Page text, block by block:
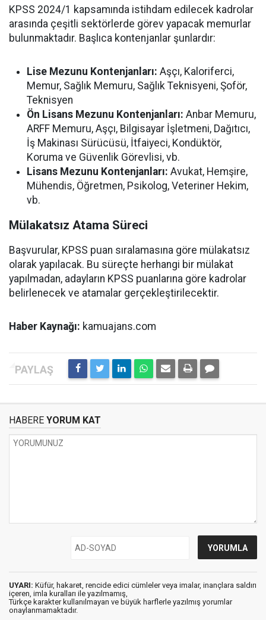
KPSS 2024/1 kapsamında istihdam edilecek kadrolar
arasında çeşitli sektörlerde görev yapacak memurlar
bulunmaktadır. Başlıca kontenjanlar şunlardır:
Lise Mezunu Kontenjanları: Aşçı, Kaloriferci,
Memur, Sağlık Memuru, Sağlık Teknisyeni, Şoför,
Teknisyen
Ön Lisans Mezunu Kontenjanları: Anbar Memuru,
ARFF Memuru, Aşçı, Bilgisayar İşletmeni, Dağıtıcı,
İş Makinası Sürücüsü, İtfaiyeci, Kondüktör,
Koruma ve Güvenlik Görevlisi, vb.
Lisans Mezunu Kontenjanları: Avukat, Hemşire,
Mühendis, Öğretmen, Psikolog, Veteriner Hekim,
vb.
Mülakatsız Atama Süreci
Başvurular, KPSS puan sıralamasına göre mülakatsız
olarak yapılacak. Bu süreçte herhangi bir mülakat
yapılmadan, adayların KPSS puanlarına göre kadrolar
belirlenecek ve atamalar gerçekleştirilecektir.
Haber Kaynağı: kamuajans.com
HABERE YORUM KAT
UYARI: Küfür, hakaret, rencide edici cümleler veya imalar, inançlara saldırı
içeren, imla kuralları ile yazılmamış,
Türkçe karakter kullanılmayan ve büyük harflerle yazılmış yorumlar
onaylanmamaktadır.